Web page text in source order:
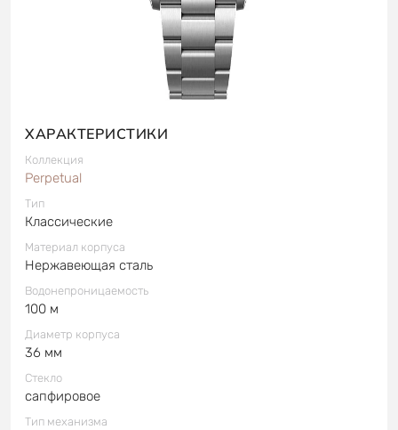
ХАРАКТЕРИСТИКИ
Коллекция
Perpetual
Тип
Классические
Материал корпуса
Нержавеющая сталь
Водонепроницаемость
100 м
Диаметр корпуса
36 мм
Стекло
сапфировое
Тип механизма